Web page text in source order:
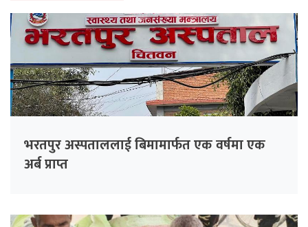
भरतपुर अस्पताललाई बिमामार्फत एक वर्षमा एक
अर्ब प्राप्त